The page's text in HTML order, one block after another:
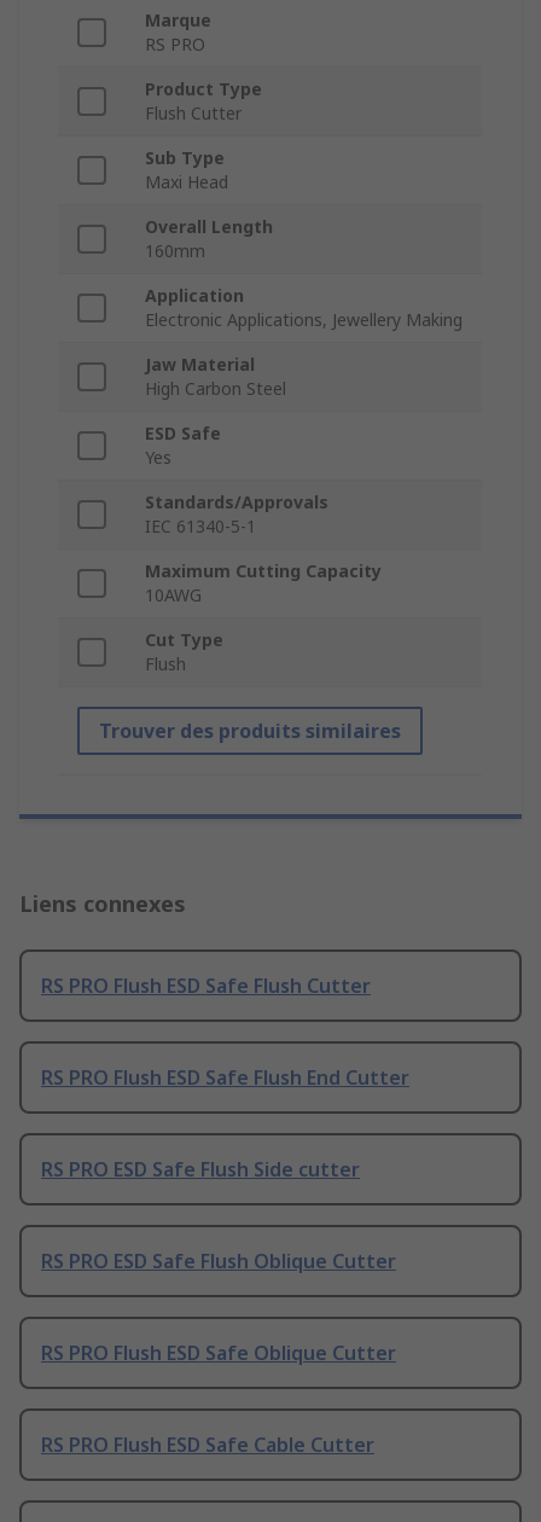
Marque
RS PRO
Product Type
Flush Cutter
Sub Type
Maxi Head
Overall Length
160mm
Application
Electronic Applications, Jewellery Making
Jaw Material
High Carbon Steel
ESD Safe
Yes
Standards/Approvals
IEC 61340-5-1
Maximum Cutting Capacity
10AWG
Cut Type
Flush
Trouver des produits similaires
Liens connexes
RS PRO Flush ESD Safe Flush Cutter
RS PRO Flush ESD Safe Flush End Cutter
RS PRO ESD Safe Flush Side cutter
RS PRO ESD Safe Flush Oblique Cutter
RS PRO Flush ESD Safe Oblique Cutter
RS PRO Flush ESD Safe Cable Cutter